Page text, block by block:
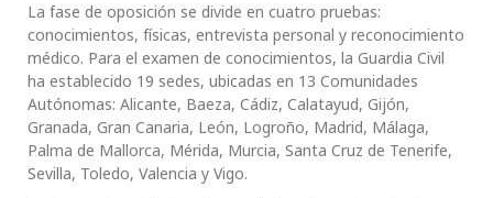
La fase de oposición se divide en cuatro pruebas:
conocimientos, físicas, entrevista personal y reconocimiento
médico. Para el examen de conocimientos, la Guardia Civil
ha establecido 19 sedes, ubicadas en 13 Comunidades
Autónomas: Alicante, Baeza, Cádiz, Calatayud, Gijón,
Granada, Gran Canaria, León, Logroño, Madrid, Málaga,
Palma de Mallorca, Mérida, Murcia, Santa Cruz de Tenerife,
Sevilla, Toledo, Valencia y Vigo.